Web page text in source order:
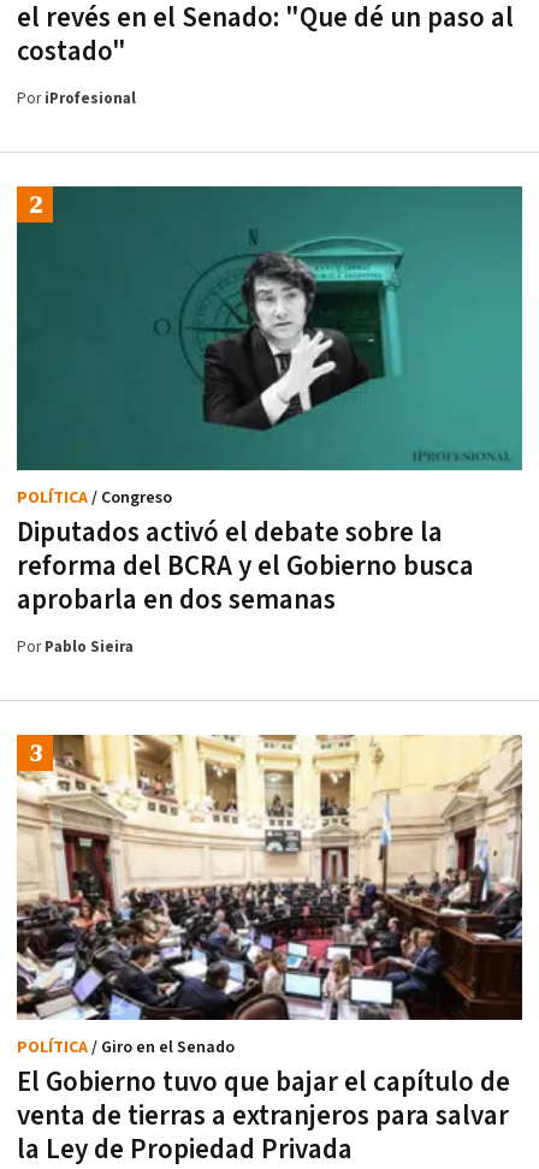
el revés en el Senado: "Que dé un paso al
costado"
PoriProfesional
Diputados activó el debate sobre la
reforma del BCRA y el Gobierno busca
aprobarla en dos semanas
POLÍTICA/ Congreso
PorPablo Sieira
El Gobierno tuvo que bajar el capítulo de
venta de tierras a extranjeros para salvar
la Ley de Propiedad Privada
POLÍTICA/ Giro en el Senado